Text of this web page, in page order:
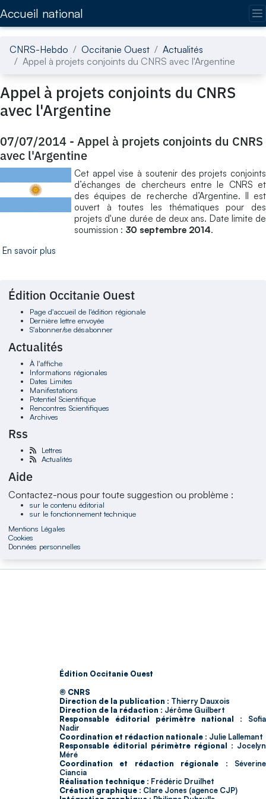
Accueil national
CNRS-Hebdo Occitanie Ouest
Actualités
Appel à projets conjoints du CNRS avec l'Argentine
Appel à projets conjoints du CNRS
avec l'Argentine
07/07/2014 - Appel à projets conjoints du CNRS
avec l'Argentine
Cet appel vise à soutenir des projets conjoints
d’échanges de chercheurs entre le CNRS et
des équipes de recherche d’Argentine. Il est
ouvert à toutes les thématiques pour des
projets d'une durée de deux ans. Date limite de
soumission : 30 septembre 2014.
En savoir plus
Édition Occitanie Ouest
Page d'accueil de l'édition régionale
Dernière lettre envoyée
S'abonner/se désabonner
Actualités
À l'affiche
Informations régionales
Dates Limites
Manifestations
Potentiel Scientifique
Rencontres Scientifiques
Archives
Rss
Lettres
Actualités
Aide
Contactez-nous pour toute suggestion ou problème :
sur le contenu éditorial
sur le fonctionnement technique
Mentions Légales
Cookies
Données personnelles
Édition Occitanie Ouest
© CNRS
Direction de la publication : Thierry Dauxois
Direction de la rédaction : Jérôme Guilbert
Responsable éditorial périmètre national : Sofia
Nadir
Coordination et rédaction nationale : Julie Lallemant
Responsable éditorial périmètre régional : Jocelyn
Méré
Coordination et rédaction régionale : Séverine
Ciancia
Réalisation technique : Frédéric Druilhet
Création graphique : Clare Jones (agence CJP)